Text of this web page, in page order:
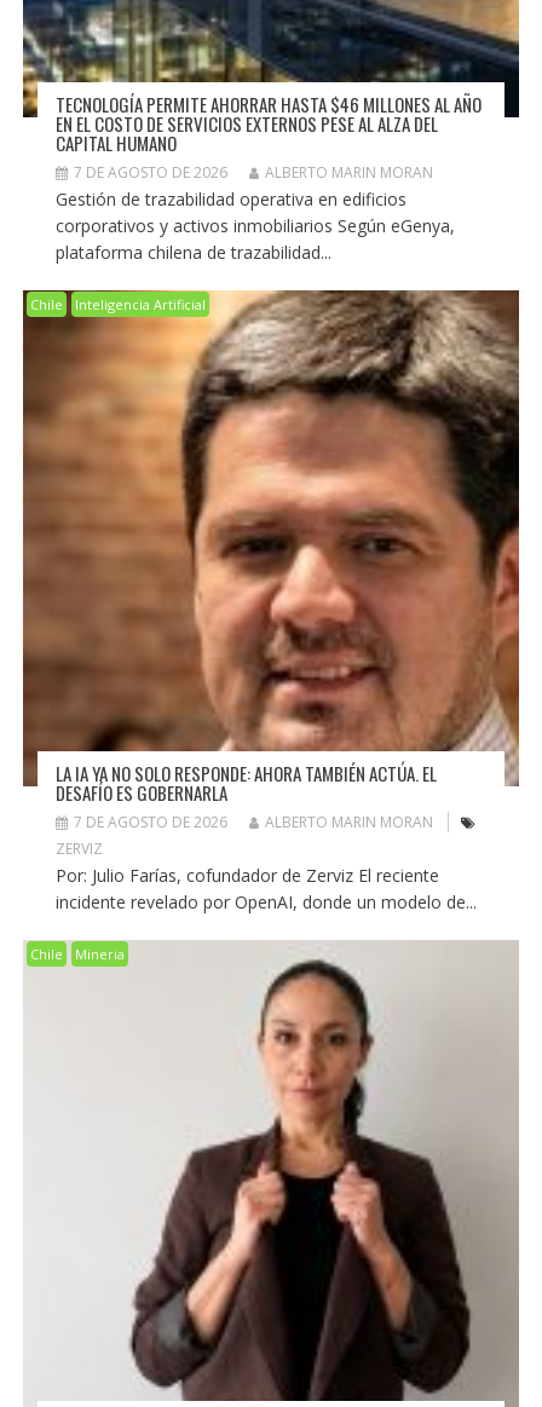
TECNOLOGÍA PERMITE AHORRAR HASTA $46 MILLONES AL AÑO
EN EL COSTO DE SERVICIOS EXTERNOS PESE AL ALZA DEL
CAPITAL HUMANO
7 DE AGOSTO DE 2026 ALBERTO MARIN MORAN
Gestión de trazabilidad operativa en edificios
corporativos y activos inmobiliarios Según eGenya,
plataforma chilena de trazabilidad...
Chile Inteligencia Artificial
LA IA YA NO SOLO RESPONDE: AHORA TAMBIÉN ACTÚA. EL
DESAFÍO ES GOBERNARLA
7 DE AGOSTO DE 2026
ALBERTO MARIN MORAN
ZERVIZ
Por: Julio Farías, cofundador de Zerviz El reciente
incidente revelado por OpenAI, donde un modelo de...
Chile Mineria